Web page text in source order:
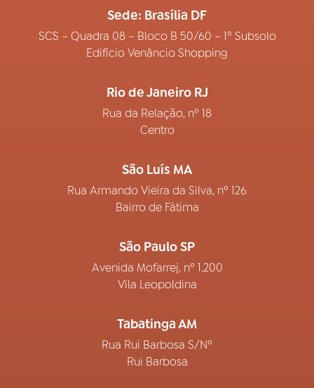
Sede: Brasília DF
SCS – Quadra 08 – Bloco B 50/60 – 1º Subsolo
Edifício Venâncio Shopping
Rio de Janeiro RJ
Rua da Relação, nº 18
Centro
São Luís MA
Rua Armando Vieira da Silva, nº 126
Bairro de Fátima
São Paulo SP
Avenida Mofarrej, nº 1.200
Vila Leopoldina
Tabatinga AM
Rua Rui Barbosa S/Nº
Rui Barbosa